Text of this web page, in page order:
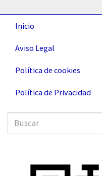
Inicio
Aviso Legal
Política de cookies
Política de Privacidad